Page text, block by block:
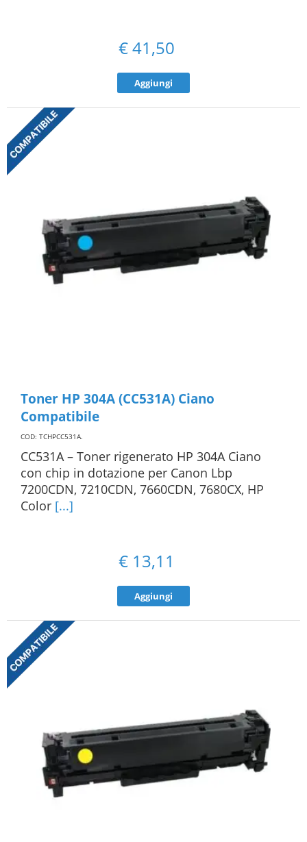
€41,50
Aggiungi
Toner HP 304A (CC531A) Ciano
Compatibile
COD: TCHPCC531A.
CC531A – Toner rigenerato HP 304A Ciano
con chip in dotazione per Canon Lbp
7200CDN, 7210CDN, 7660CDN, 7680CX, HP
Color [...]
€ 13,11
Aggiungi